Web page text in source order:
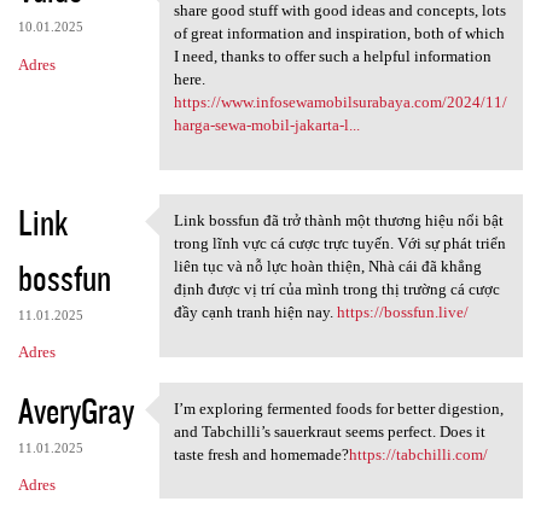
10.01.2025
Adres
share good stuff with good ideas and concepts, lots
of great information and inspiration, both of which
I need, thanks to offer such a helpful information
here.
https://www.infosewamobilsurabaya.com/2024/11/
harga-sewa-mobil-jakarta-l...
Link
bossfun
11.01.2025
Adres
Link bossfun đã trở thành một
Link bossfun đã trở thành một thương hiệu nổi bật
trong lĩnh vực cá cược trực tuyến. Với sự phát triển
liên tục và nỗ lực hoàn thiện, Nhà cái đã khẳng
định được vị trí của mình trong thị trường cá cược
đầy cạnh tranh hiện nay. https://bossfun.live/
AveryGray
11.01.2025
Adres
I’m exploring fermented foods
I’m exploring fermented foods for better digestion,
and Tabchilli’s sauerkraut seems perfect. Does it
taste fresh and homemade?https://tabchilli.com/